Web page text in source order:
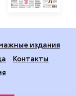
издания
Контакты